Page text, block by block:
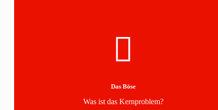
Das Böse
Was ist das Kernproblem?